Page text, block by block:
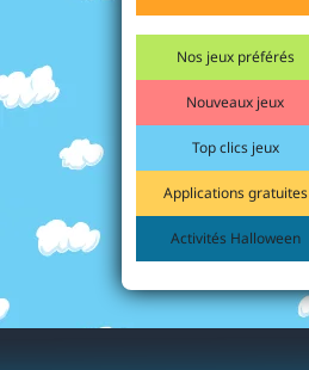
Nos jeux préférés
Nouveaux jeux
Top clics jeux
Applications gratuites
Activités Halloween